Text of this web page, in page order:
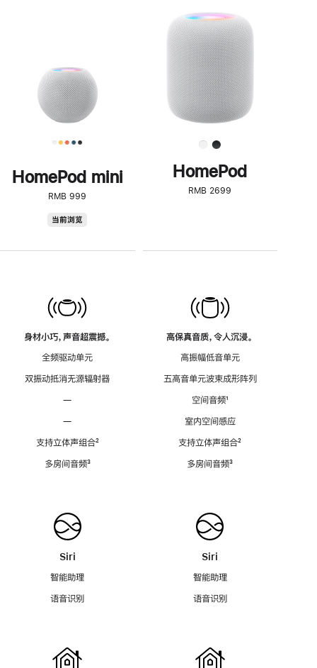
HomePod mini
RMB 999
当前浏览
身材小巧，声音超震撼。
全频驱动单元
双振动抵消无源辐射器
—
—
支持立体声组合脚
²
多房间音频脚
³
Siri
智能助理
语音识别
步
了
解
HomePod<
HomePod
RMB 2699
高保真音质，令人沉浸。
高振幅低音单元
五高音单元波束成形阵列
空间音频脚
¹
室内空间感应
支持立体声组合脚
²
多房间音频脚
³
Siri
智能助理
语音识别